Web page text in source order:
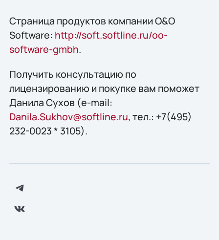
Страница продуктов компании O&O
Software: http://soft.softline.ru/oo-
software-gmbh.
Получить конcультацию по
лицензированию и покупке вам поможет
Данила Сухов (e-mail:
Danila.Sukhov@softline.ru, тел.: +7(495)
232-0023 * 3105).